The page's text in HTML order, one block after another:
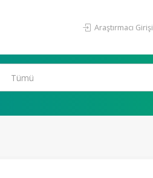
Araştırmacı Girişi